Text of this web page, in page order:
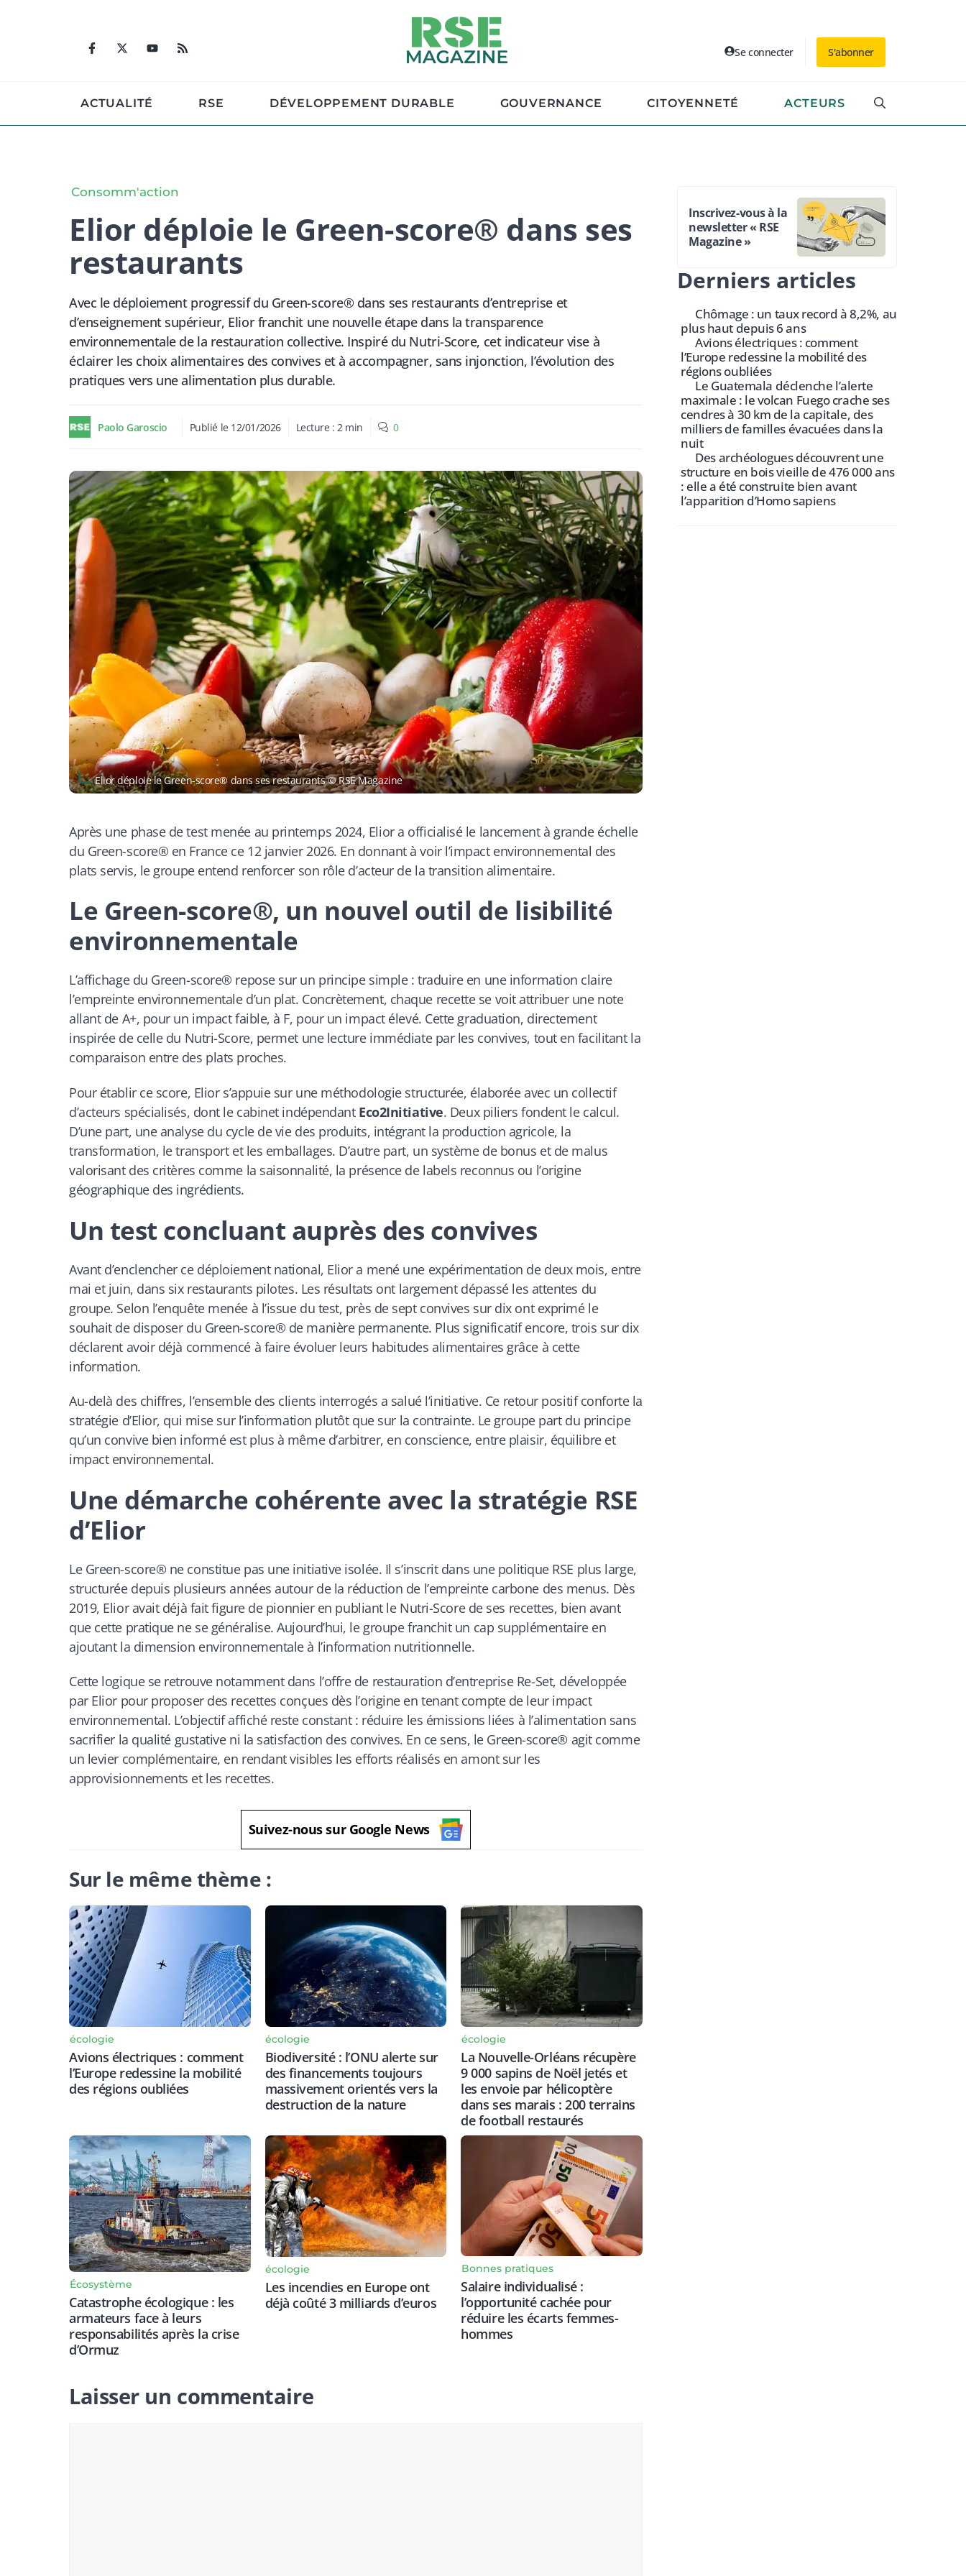
Se connecter S'abonner
ACTUALITÉ RSE DÉVELOPPEMENT DURABLE GOUVERNANCE CITOYENNETÉ ACTEURS
Consomm'action
Elior déploie le Green-score® dans ses
restaurants
Avec le déploiement progressif du Green-score® dans ses restaurants d’entreprise et
d’enseignement supérieur, Elior franchit une nouvelle étape dans la transparence
environnementale de la restauration collective. Inspiré du Nutri-Score, cet indicateur vise à
éclairer les choix alimentaires des convives et à accompagner, sans injonction, l’évolution des
pratiques vers une alimentation plus durable.
Paolo Garoscio Publié le 12/01/2026 Lecture : 2 min 0
Elior déploie le Green-score® dans ses restaurants © RSE Magazine
Après une phase de test menée au printemps 2024, Elior a officialisé le lancement à grande échelle
du Green-score® en France ce 12 janvier 2026. En donnant à voir l’impact environnemental des
plats servis, le groupe entend renforcer son rôle d’acteur de la transition alimentaire.
Le Green-score®, un nouvel outil de lisibilité
environnementale
L’affichage du Green-score® repose sur un principe simple : traduire en une information claire
l’empreinte environnementale d’un plat. Concrètement, chaque recette se voit attribuer une note
allant de A+, pour un impact faible, à F, pour un impact élevé. Cette graduation, directement
inspirée de celle du Nutri-Score, permet une lecture immédiate par les convives, tout en facilitant la
comparaison entre des plats proches.
Pour établir ce score, Elior s’appuie sur une méthodologie structurée, élaborée avec un collectif
d’acteurs spécialisés, dont le cabinet indépendant Eco2Initiative. Deux piliers fondent le calcul.
D’une part, une analyse du cycle de vie des produits, intégrant la production agricole, la
transformation, le transport et les emballages. D’autre part, un système de bonus et de malus
valorisant des critères comme la saisonnalité, la présence de labels reconnus ou l’origine
géographique des ingrédients.
Un test concluant auprès des convives
Avant d’enclencher ce déploiement national, Elior a mené une expérimentation de deux mois, entre
mai et juin, dans six restaurants pilotes. Les résultats ont largement dépassé les attentes du
groupe. Selon l’enquête menée à l’issue du test, près de sept convives sur dix ont exprimé le
souhait de disposer du Green-score® de manière permanente. Plus significatif encore, trois sur dix
déclarent avoir déjà commencé à faire évoluer leurs habitudes alimentaires grâce à cette
information.
Au-delà des chiffres, l’ensemble des clients interrogés a salué l’initiative. Ce retour positif conforte la
stratégie d’Elior, qui mise sur l’information plutôt que sur la contrainte. Le groupe part du principe
qu’un convive bien informé est plus à même d’arbitrer, en conscience, entre plaisir, équilibre et
impact environnemental.
Une démarche cohérente avec la stratégie RSE
d’Elior
Le Green-score® ne constitue pas une initiative isolée. Il s’inscrit dans une politique RSE plus large,
structurée depuis plusieurs années autour de la réduction de l’empreinte carbone des menus. Dès
2019, Elior avait déjà fait figure de pionnier en publiant le Nutri-Score de ses recettes, bien avant
que cette pratique ne se généralise. Aujourd’hui, le groupe franchit un cap supplémentaire en
ajoutant la dimension environnementale à l’information nutritionnelle.
Cette logique se retrouve notamment dans l’offre de restauration d’entreprise Re-Set, développée
par Elior pour proposer des recettes conçues dès l’origine en tenant compte de leur impact
environnemental. L’objectif affiché reste constant : réduire les émissions liées à l’alimentation sans
sacrifier la qualité gustative ni la satisfaction des convives. En ce sens, le Green-score® agit comme
un levier complémentaire, en rendant visibles les efforts réalisés en amont sur les
approvisionnements et les recettes.
Suivez-nous sur Google News
Sur le même thème :
écologie
Avions électriques : comment
l’Europe redessine la mobilité
des régions oubliées
écologie
Biodiversité : l’ONU alerte sur
des financements toujours
massivement orientés vers la
destruction de la nature
écologie
La Nouvelle-Orléans récupère
9 000 sapins de Noël jetés et
les envoie par hélicoptère
dans ses marais : 200 terrains
de football restaurés
Écosystème
Catastrophe écologique : les
armateurs face à leurs
responsabilités après la crise
d’Ormuz
écologie
Les incendies en Europe ont
déjà coûté 3 milliards d’euros
Bonnes pratiques
Salaire individualisé :
l’opportunité cachée pour
réduire les écarts femmes-
hommes
Laisser un commentaire
Inscrivez-vous à la
newsletter « RSE
Magazine »
Derniers articles
Chômage : un taux record à 8,2%, au
plus haut depuis 6 ans
Avions électriques : comment
l’Europe redessine la mobilité des
régions oubliées
Le Guatemala déclenche l’alerte
maximale : le volcan Fuego crache ses
cendres à 30 km de la capitale, des
milliers de familles évacuées dans la
nuit
Des archéologues découvrent une
structure en bois vieille de 476 000 ans
: elle a été construite bien avant
l’apparition d’Homo sapiens